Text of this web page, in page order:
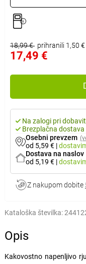
18,99 € prihranili 1,50 €
17,49 €
Na zalogi pri
Brezplačna
Osebni prevzem
od 5,59 € |
Dostava na naslov
od 5,19 € |
Z nakupom dobite
Kataloška številka:
Opis
Kakovostno napenljivo